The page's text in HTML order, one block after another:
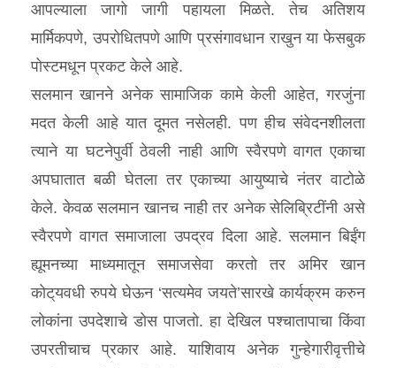
आपल्याला जागो जागी पहायला मिळते. तेच अतिशय
मार्मिकपणे, उपरोधितपणे आणि प्रसंगावधान राखुन या फेसबुक
पोस्टमधून प्रकट केले आहे.
सलमान खानने अनेक सामाजिक कामे केली आहेत, गरजुंना
मदत केली आहे यात दूमत नसेलही. पण हीच संवेदनशीलता
त्याने या घटनेपुर्वी ठेवली नाही आणि स्वैरपणे वागत एकाचा
अपघातात बळी घेतला तर एकाच्या आयुष्याचे नंतर वाटोळे
केले. केवळ सलमान खानच नाही तर अनेक सेलिब्रिटींनी असे
स्वैरपणे वागत समाजाला उपद्रव दिला आहे. सलमान बिईंग
ह्यूमनच्या माध्यमातून समाजसेवा करतो तर अमिर खान
कोट्‌यवधी रुपये घेऊन ‘सत्यमेव जयते’सारखे कार्यक्रम करुन
लोकांना उपदेशाचे डोस पाजतो. हा देखिल पश्‍चातापाचा किंवा
उपरतीचाच प्रकार आहे. याशिवाय अनेक गुन्हेगारीवृत्तीचे